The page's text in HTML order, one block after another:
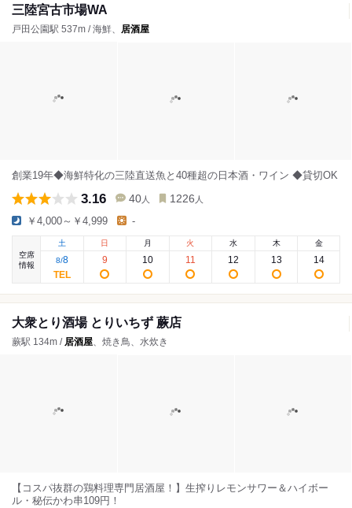
三陸宮古市場WA
戸田公園駅 537m / 海鮮、 居酒屋
創業19年◆海鮮特化の三陸直送魚と40種超の日本酒・ワイン ◆貸切OK
3.16 40 人 1226 人
￥4,000～￥4,999 -
空席
情報
土
8/8
日
9
月
10
火
11
水
12
木
13
金
14
大衆とり酒場 とりいちず 蕨店
蕨駅 134m / 居酒屋、焼き鳥、水炊き
【コスパ抜群の鶏料理専門居酒屋！】生搾りレモンサワー＆ハイボー
ル・秘伝かわ串109円！